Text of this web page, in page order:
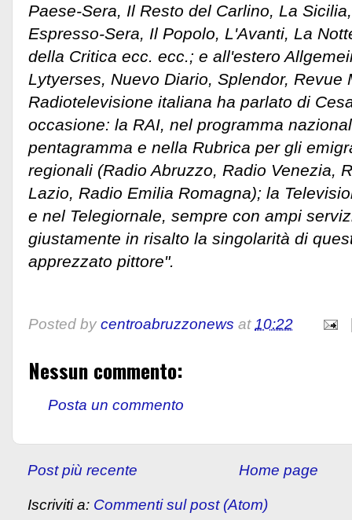
Paese-Sera, Il Resto del Carlino, La
Espresso-Sera, Il Popolo, L'Avanti, La
della Critica ecc. ecc.; e all'estero
Lytyerses, Nuevo Diario, Splendor, Revue
Radiotelevisione italiana ha parlato di
occasione: la RAI, nel programma
pentagramma e nella Rubrica per gli
regionali (Radio Abruzzo, Radio Venezia,
Lazio, Radio Emilia Romagna); la
e nel Telegiornale, sempre con ampi
giustamente in risalto la singolarità di
apprezzato pittore".
Posted by centroabruzzonews at10:22
Nessun commento:
Posta un commento
Post più recente Home page
Iscriviti a: Commenti sul post (Atom)